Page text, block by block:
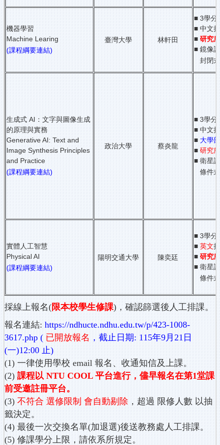
機器學習
Machine Learing
(課程綱要連結)
臺灣大學 林軒田
■ 3學分
■ 中文
■ 研究
■ 鏡像
封閉
生成式 AI：文字與圖像生成
的原理與實務
Generative AI: Text and
Image Synthesis Principles
and Practice
(課程綱要連結)
政治大學 蔡炎龍
■ 3學分
■ 中文
■ 大學
■ 研究
■ 衛星
條件
實體人工智慧
Physical AI
(課程綱要連結)
陽明交通大學 陳奕廷
■ 3學分
■ 英文
■ 研究
■ 衛星
條件
採線上報名(限本校學生修課)，確認篩選後人工排課。
報名連結: https://ndhucte.ndhu.edu.tw/p/423-1008-
3617.php ( 已開放報名 ，截止日期: 115年9月21日
(一)12:00 止)
(1) 一律使用學校 email 報名、收通知信及上課。
(2) 課程以 NTU COOL 平台進行，儘早報名在第1堂課
前受邀註冊平台。
(3) 不符合 選修限制 會自動剔除 ，超過 限修人數 以抽
籤決定。
(4) 最後一次交換名單(加退選)後送教務處人工排課。
(5) 修課學分上限，請依系所規定。